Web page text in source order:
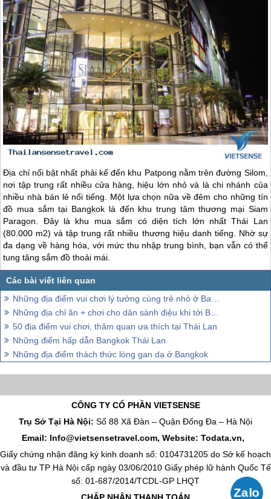
Địa chỉ nổi bật nhất phải kể đến khu Patpong nằm trên đường Silom,
nơi tập trung rất nhiều cửa hàng, hiệu lớn nhỏ và là chi nhánh của
nhiều nhà bán lẻ nổi tiếng. Một lựa chọn nữa về đêm cho những tín
đồ mua sắm tại Bangkok là đến khu trung tâm thương mại Siam
Paragon. Đây là khu mua sắm có diện tích lớn nhấtThái Lan
(80.000 m2) và tập trung rất nhiều thương hiệu danh tiếng. Nhờ sự
đa dạng về hàng hóa, với mức thu nhập trung bình, bạn vẫn có thể
tung tăng sắm đồ thoải mái.
Những địa điểm vui chơi lý tưởng cùng trẻ nhỏ ở Bangkok
Những địa chỉ ăn + chơi cho dân sành điệu khi tới Bangkok
50 địa điểm vui chơi, thăm quan ưa thích tại Thái Lan
Những điểm hấp dẫn Bangkok Thái Lan
Những địa điểm thách thức lòng gan dạ ở Bangkok
CÔNG TY CỔ PHẦN VIETSENSE
Trụ Sở Tại Hà Nội: Số 88 Xã Đàn – Quận Đống Đa – Hà Nội
Email: Info@vietsensetravel.com, Website: Todata.vn,
Giấy chứng nhận đăng ký kinh doanh số: 0104731205 do Sở kế hoạch
và đầu tư TP Hà Nội cấp ngày 03/06/2010 Giấy phép lữ hành Quốc Tế
số: 01-687/2014/TCDL-GP LHQT
CHẤP NHẬN THANH TOÁN